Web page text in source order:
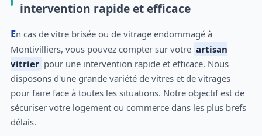
intervention rapide et efficace
En cas de vitre brisée ou de vitrage endommagé à
Montivilliers, vous pouvez compter sur votre artisan
vitrier pour une intervention rapide et efficace. Nous
disposons d'une grande variété de vitres et de vitrages
pour faire face à toutes les situations. Notre objectif est de
sécuriser votre logement ou commerce dans les plus brefs
délais.